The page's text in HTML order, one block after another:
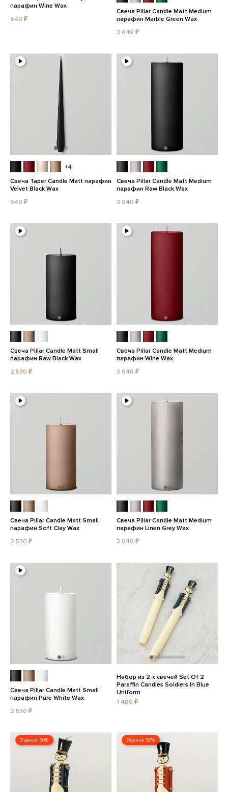
парафин Wine Wax
640 ₽
Свеча Pillar Candle Matt Medium
парафин Marble Green Wax
3 040 ₽
+4
Свеча Taper Candle Matt парафин
Velvet Black Wax
640 ₽
Свеча Pillar Candle Matt Medium
парафин Raw Black Wax
3 040 ₽
Свеча Pillar Candle Matt Small
парафин Raw Black Wax
2 530 ₽
Свеча Pillar Candle Matt Medium
парафин Wine Wax
3 040 ₽
Свеча Pillar Candle Matt Small
парафин Soft Clay Wax
2 530 ₽
Свеча Pillar Candle Matt Medium
парафин Linen Grey Wax
3 040 ₽
Свеча Pillar Candle Matt Small
парафин Pure White Wax
2 530 ₽
Набор из 2-х свечей Set Of 2
Paraffin Candles Soldiers In Blue
Uniform
1 480 ₽
Уценка 50% Уценка 50%